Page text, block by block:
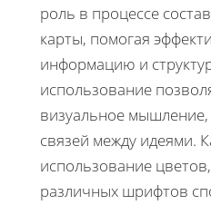
роль в процессе
карты, помогая
информацию и
использование
визуальное
связей между идеями.
использование
различных шрифтов